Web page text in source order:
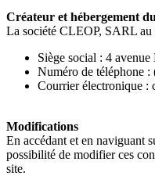
Créateur et hébergement
La société CLEOP, SARL au
Siège social : 4
Numéro de téléphone :
Courrier électronique :
Modifications
En accédant et en naviguant
possibilité de modifier ces
site.